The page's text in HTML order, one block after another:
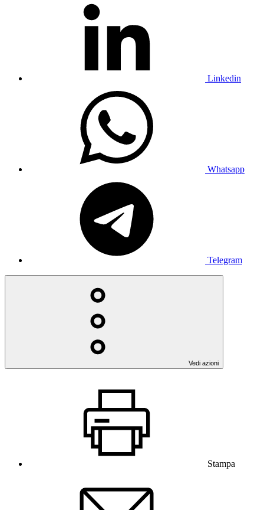
Linkedin
Whatsapp
Telegram
Vedi azioni
Stampa